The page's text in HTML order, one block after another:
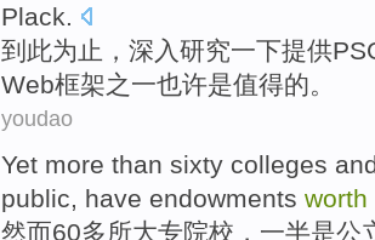
Plack.
到 此为止，深入研究一下提供
Web框架之一也许是值得的。
youdao
Yet more than sixty colleges
public
have endowments worth
然而60多所大专院校 ， 一半是公